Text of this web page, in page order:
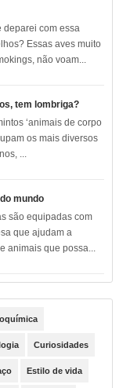
deparei com essa
Essas aves muito
não voam...
tem lombriga?
‘animais de corpo
os mais diversos
...
mundo
são equipadas com
que ajudam a
animais que possa...
Curiosidades
Estilo de vida